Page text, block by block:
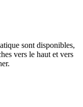
sont disponibles,
vers le haut et vers